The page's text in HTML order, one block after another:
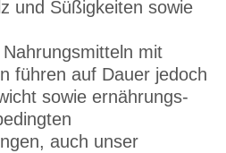
und Süßigkeiten sowie
mit
führen auf Dauer jedoch
sowie ernährungs-
auch unser